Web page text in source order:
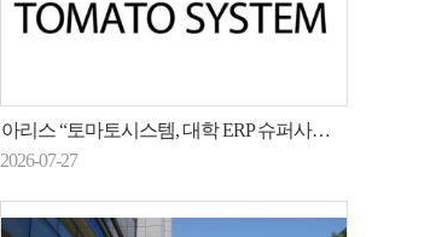
아리스 “토마토시스템, 대학 ERP 슈퍼사이클 수혜…2026년 매출 320억원·흑자전환 전망”
2026-07-27